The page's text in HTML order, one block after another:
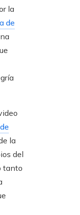
la
de
la
del
tanto